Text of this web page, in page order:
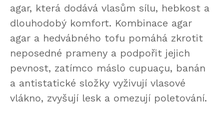
agar, která dodává vlasům sílu, hebkost a
dlouhodobý komfort. Kombinace agar
agar a hedvábného tofu pomáhá zkrotit
neposedné prameny a podpořit jejich
pevnost, zatímco máslo cupuaçu, banán
a antistatické složky vyživují vlasové
vlákno, zvyšují lesk a omezují poletování.